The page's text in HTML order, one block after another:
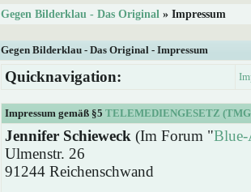
Gegen Bilderklau - Das Original » Impressum
Gegen Bilderklau - Das Original - Impressum
Quicknavigation:
Impressum gemäß §5 TELEMEDIENGESETZ
Jennifer Schieweck (Im Forum "
Ulmenstr. 26
91244 Reichenschwand